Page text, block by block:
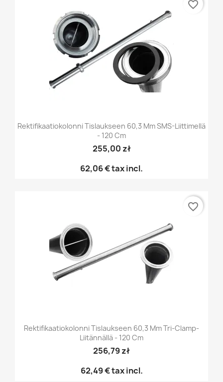
Rektifikaatiokolonni Tislaukseen 60,3 Mm SMS-Liittimellä
- 120 Cm
255,00 zł
62,06 €tax incl.
favorite_border
Rektifikaatiokolonni Tislaukseen 60,3 Mm Tri-Clamp-
Liitännällä - 120 Cm
256,79 zł
62,49 €tax incl.
favorite_border